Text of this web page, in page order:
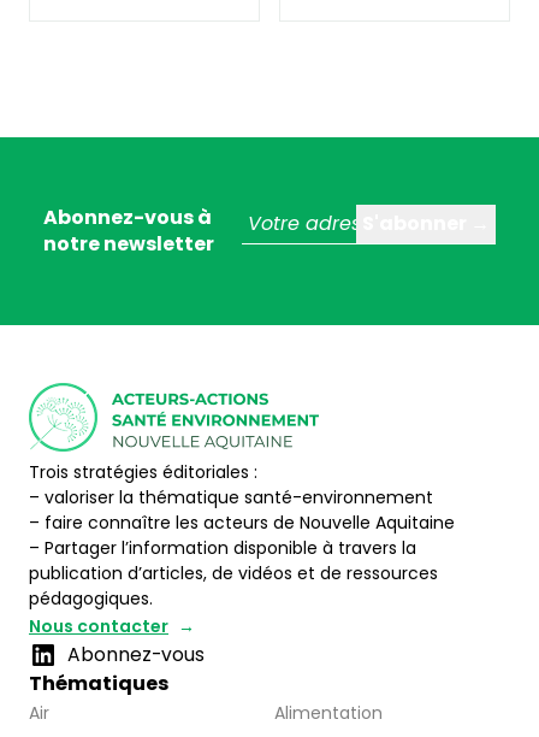
Abonnez-vous à
notre newsletter
Trois stratégies éditoriales :
– valoriser la thématique santé-environnement
– faire connaître les acteurs de Nouvelle Aquitaine
– Partager l’information disponible à travers la
publication d’articles, de vidéos et de ressources
pédagogiques.
Nous contacter
Abonnez-vous
Thématiques
Air
Alimentation